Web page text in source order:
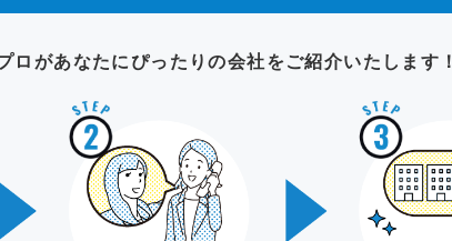
ロがあなたにぴったりの会社をご紹介いたします！